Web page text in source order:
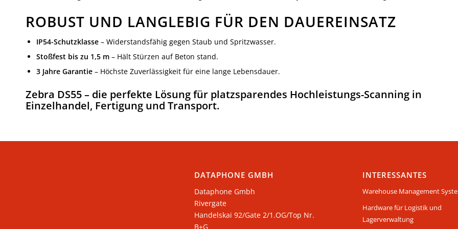
ROBUST UND LANGLEBIG FÜR DEN DAUEREINSATZ
IP54-Schutzklasse – Widerstandsfähig gegen Staub und Spritzwasser.
Stoßfest bis zu 1,5 m – Hält Stürzen auf Beton stand.
3 Jahre Garantie – Höchste Zuverlässigkeit für eine lange Lebensdauer.
Zebra DS55 – die perfekte Lösung für platzsparendes Hochleistungs-Scanning in
Einzelhandel, Fertigung und Transport.
DATAPHONE GMBH
Dataphone Gmbh
Rivergate
​Handelskai 92/Gate 2/1.OG/Top Nr.
B+G
INTERESSANTES
Warehouse Management
Hardware für Logistik und
Lagerverwaltung